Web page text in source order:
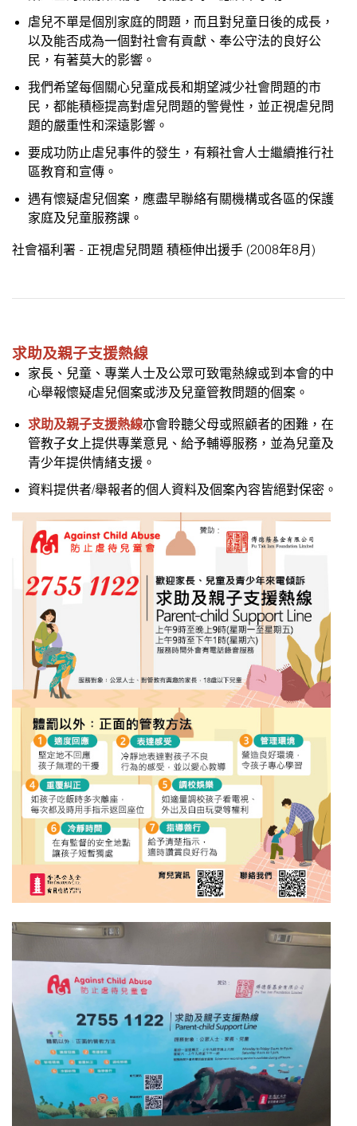
虐兒不單是個別家庭的問題 ， 而且對兒童日後的成長 ，
以及能否成為一個對社會有貢獻、奉公守法的良好公
民 ， 有著莫大的影響。
我們希望每個關心兒童成長和期望減少社會問題的市
民 ， 都能積極提高對虐兒問題的警覺性 ， 並正視虐兒問
題的嚴重性和深遠影響。
要成功防止虐兒事件的發生 ， 有賴社會人士繼續推行社
區教育和宣傳。
遇有懷疑虐兒個案 ， 應盡早聯絡有關機構或各區的保護
家庭及兒童服務課。
社會福利署 - 正視虐兒問題 積極伸出援手 (2008年8月)
求助及親子支援熱線
家長、兒童、專業人士及公眾可致電熱線或到本會的中
心舉報懷疑虐兒個案或涉及兒童管教問題的個案。
求助及親子支援熱線亦會聆聽父母或照顧者的困難，在
管教子女上提供專業意見、給予輔導服務，並為兒童及
青少年提供情緒支援。
資料提供者/舉報者的個人資料及個案內容皆絕對保密。